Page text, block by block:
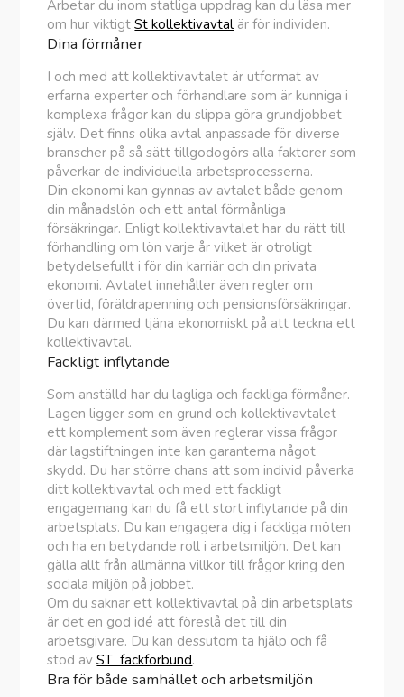
Arbetar du inom statliga uppdrag kan du läsa mer
om hur viktigtSt kollektivavtal är för individen.
Dina förmåner
I och med att kollektivavtalet är utformat av
erfarna experter och förhandlare som är kunniga i
komplexa frågor kan du slippa göra grundjobbet
själv. Det finns olika avtal anpassade för diverse
branscher på så sätt tillgodogörs alla faktorer som
påverkar de individuella arbetsprocesserna.
Din ekonomi kan gynnas av avtalet både genom
din månadslön och ett antal förmånliga
försäkringar. Enligt kollektivavtalet har du rätt till
förhandling om lön varje år vilket är otroligt
betydelsefullt i för din karriär och din privata
ekonomi. Avtalet innehåller även regler om
övertid, föräldrapenning och pensionsförsäkringar.
Du kan därmed tjäna ekonomiskt på att teckna ett
kollektivavtal.
Fackligt inflytande
Som anställd har du lagliga och fackliga förmåner.
Lagen ligger som en grund och kollektivavtalet
ett komplement som även reglerar vissa frågor
där lagstiftningen inte kan garanterna något
skydd. Du har större chans att som individ påverka
ditt kollektivavtal och med ett fackligt
engagemang kan du få ett stort inflytande på din
arbetsplats. Du kan engagera dig i fackliga möten
och ha en betydande roll i arbetsmiljön. Det kan
gälla allt från allmänna villkor till frågor kring den
sociala miljön på jobbet.
Om du saknar ett kollektivavtal på din arbetsplats
är det en god idé att föreslå det till din
arbetsgivare. Du kan dessutom ta hjälp och få
stöd avST fackförbund.
Bra för både samhället och arbetsmiljön